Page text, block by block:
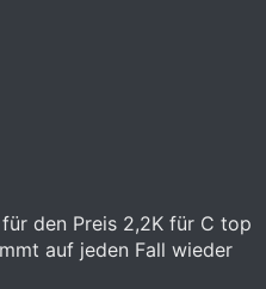
den Preis 2,2K für C top
auf jeden Fall wieder